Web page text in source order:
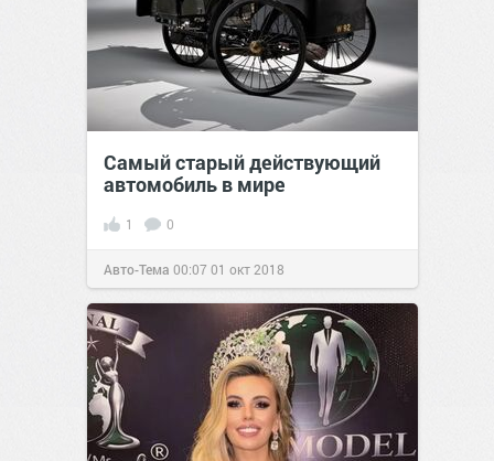
Самый старый действующий
автомобиль в мире
1 0
Авто-Тема 00:07 01 окт 2018